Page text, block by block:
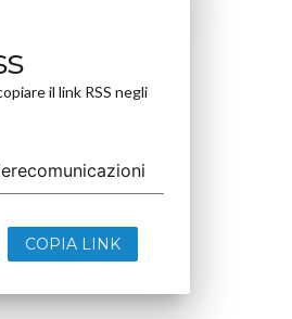
il link RSS negli
COPIA LINK